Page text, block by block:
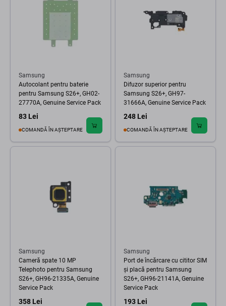
Samsung
Autocolant pentru baterie
pentru Samsung S26+, GH02-
27770A, Genuine Service Pack
83 Lei
COMANDĂ ÎN AȘTEPTARE
Samsung
Difuzor superior pentru
Samsung S26+, GH97-
31666A, Genuine Service Pack
248 Lei
COMANDĂ ÎN AȘTEPTARE
Samsung
Cameră spate 10 MP
Telephoto pentru Samsung
S26+, GH96-21335A, Genuine
Service Pack
358 Lei
Samsung
Port de încărcare cu cititor SIM
și placă pentru Samsung
S26+, GH96-21141A, Genuine
Service Pack
193 Lei